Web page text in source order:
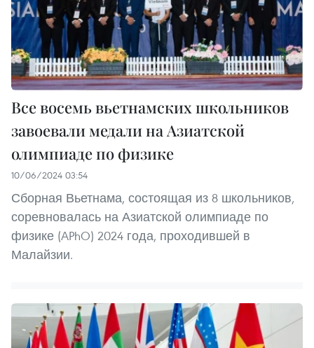
Все восемь вьетнамских школьников
завоевали медали на Азиатской
олимпиаде по физике
10/06/2024 03:54
Сборная Вьетнама, состоящая из 8 школьников,
соревновалась на Азиатской олимпиаде по
физике (APhO) 2024 года, проходившей в
Малайзии.